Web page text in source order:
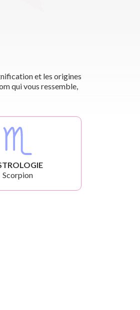
et les origines
qui vous ressemble,
Scorpion